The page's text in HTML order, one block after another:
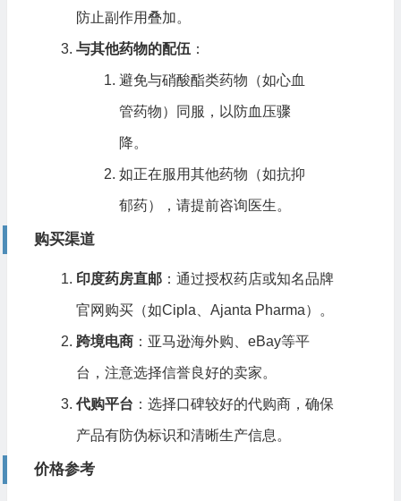
防止副作用叠加。
与其他药物的配伍 ：
避免与硝酸酯类药物（如心血
管药物）同服，以防血压骤
降。
如正在服用其他药物（如抗抑
郁药），请提前咨询医生。
购买渠道
印度药房直邮：通过授权药店或知名品牌
官网购买（如Cipla、Ajanta Pharma）。
跨境电商：亚马逊海外购、eBay等平
台，注意选择信誉良好的卖家。
代购平台 ：选择口碑较好的代购商，确保
产品有防伪标识和清晰生产信息。
价格参考